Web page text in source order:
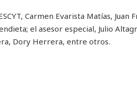
Carmen Evarista Matías, Juan
el asesor especial, Julio
Dory Herrera, entre otros.